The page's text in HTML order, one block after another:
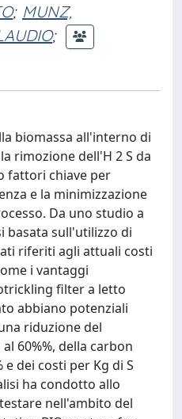
; MUNZ,
;
biomassa all'interno di
rimozione dell'H 2 S da
fattori chiave per
e la minimizzazione
Da uno studio a
basata sull'utilizzo di
riferiti agli attuali costi
i vantaggi
filter a letto
abbiano potenziali
riduzione del
60%%, della carbon
dei costi per Kg di S
ha condotto allo
nell'ambito del